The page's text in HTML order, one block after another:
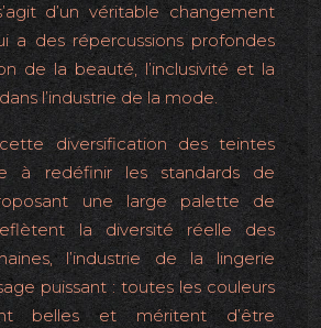
d’un véritable changement
a des répercussions profondes
de la beauté, l’inclusivité et la
l’industrie de la mode.
diversification des teintes
à redéfinir les standards de
une large palette de
la diversité réelle des
l’industrie de la lingerie
puissant : toutes les couleurs
belles et méritent d’être